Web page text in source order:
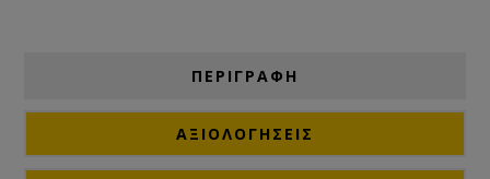
ΠΕΡΙΓΡΑΦΗ
ΑΞΙΟΛΟΓΉΣΕΙΣ